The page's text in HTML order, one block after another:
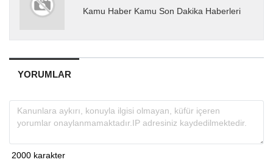
Kamu Haber Kamu Son Dakika Haberleri
YORUMLAR